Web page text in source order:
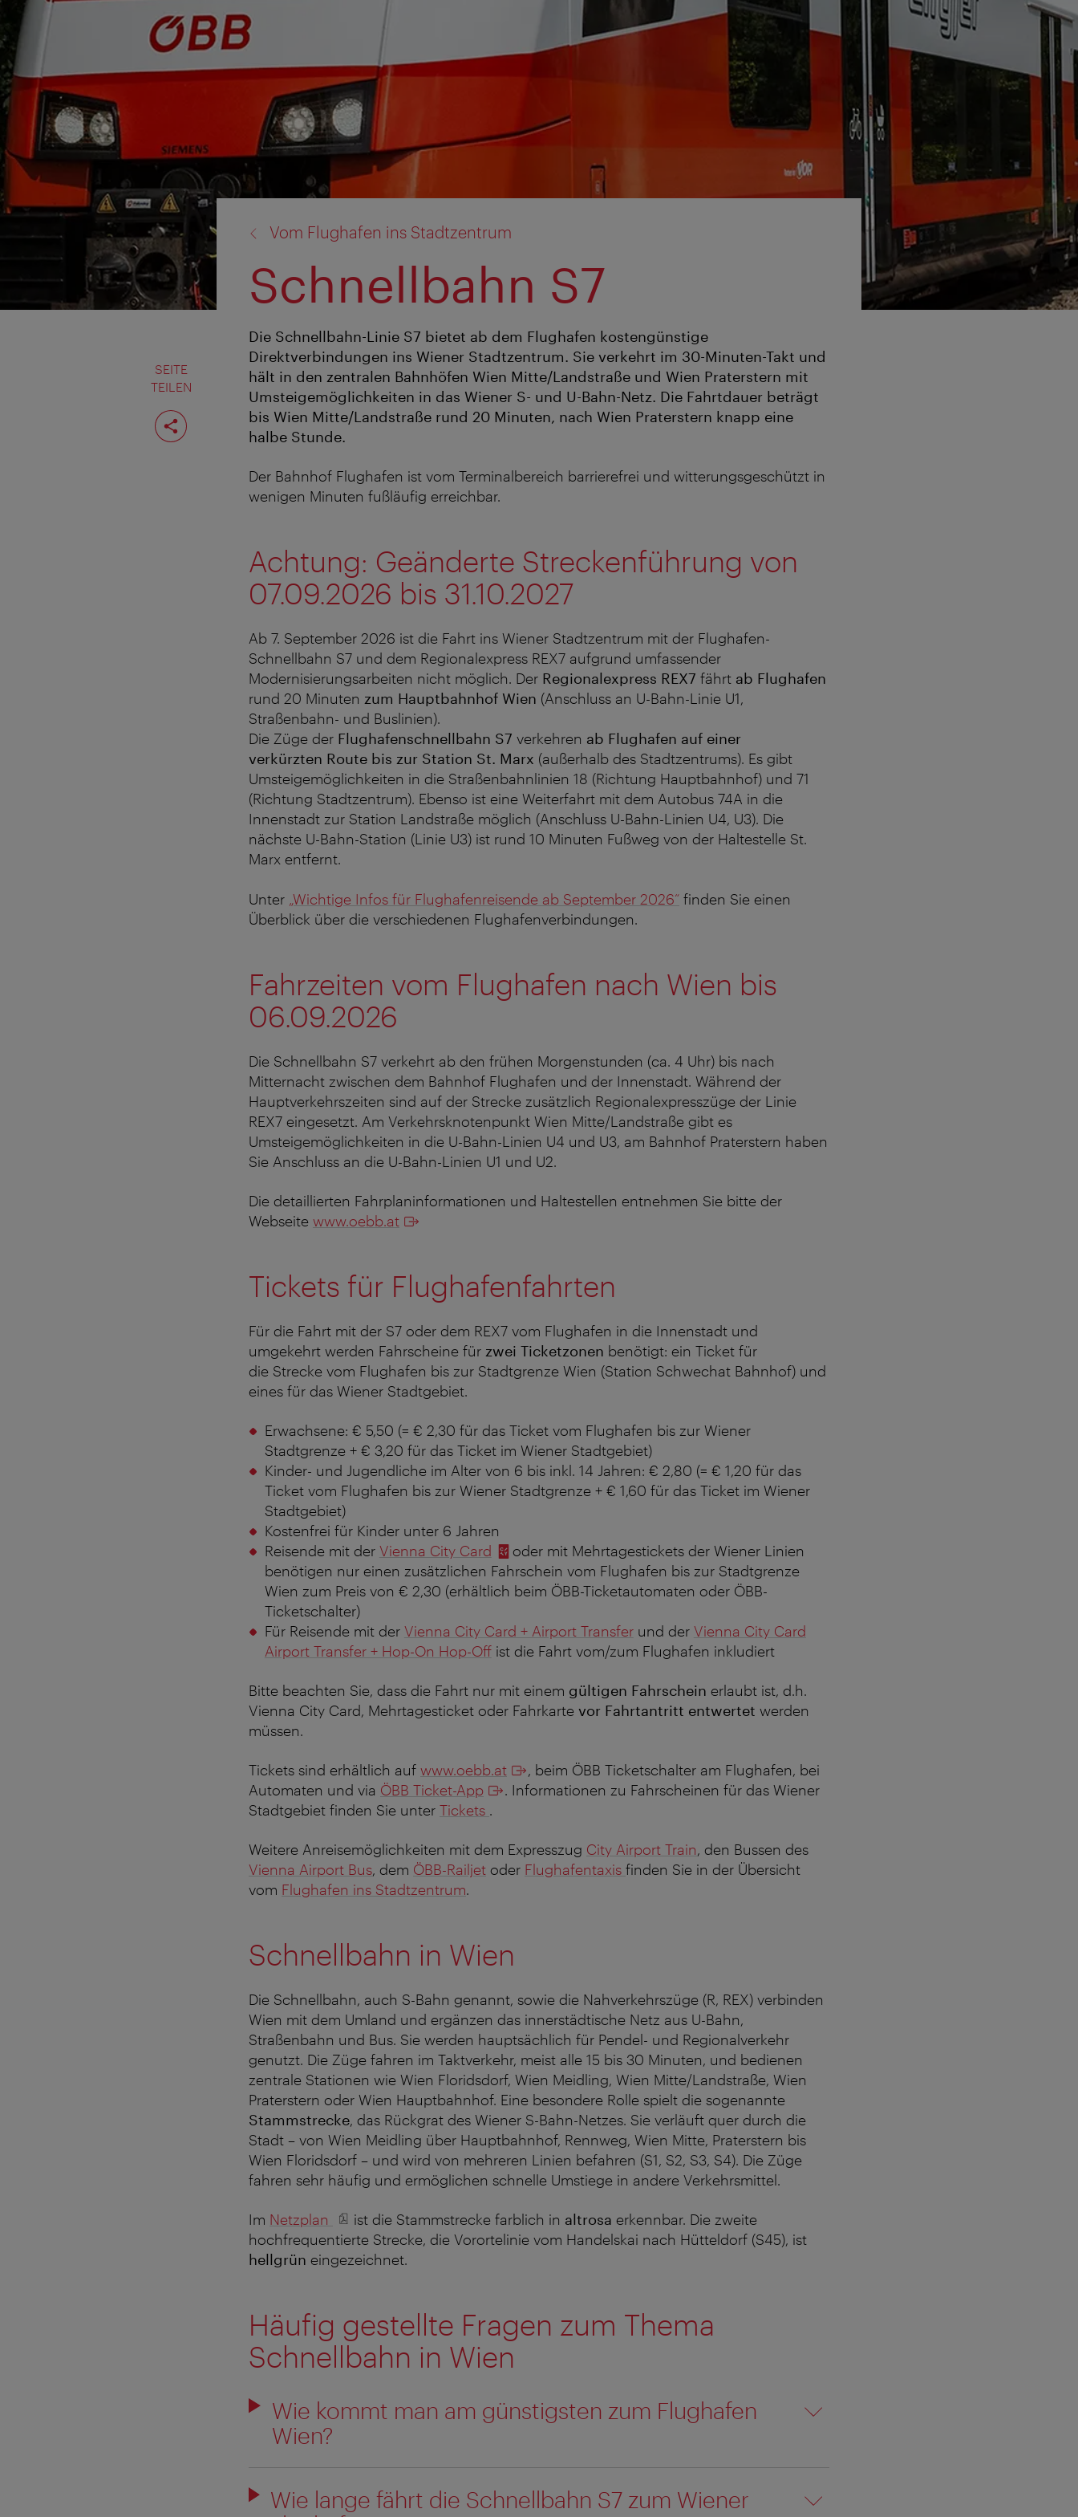
SEITE
TEILEN
Seite
teilen
Vom Flughafen ins Stadtzentrum
Schnellbahn S7
Die Schnellbahn-Linie S7 bietet ab dem Flughafen kostengünstige
Direktverbindungen ins Wiener Stadtzentrum. Sie verkehrt im 30-Minuten-Takt und
hält in den zentralen Bahnhöfen Wien Mitte/Landstraße und Wien Praterstern mit
Umsteigemöglichkeiten in das Wiener S- und U-Bahn-Netz. Die Fahrtdauer beträgt
bis Wien Mitte/Landstraße rund 20 Minuten, nach Wien Praterstern knapp eine
halbe Stunde.
Der Bahnhof Flughafen ist vom Terminalbereich barrierefrei und witterungsgeschützt in
wenigen Minuten fußläufig erreichbar.
Achtung: Geänderte Streckenführung von
07.09.2026 bis 31.10.2027
Ab 7. September 2026 ist die Fahrt ins Wiener Stadtzentrum mit der Flughafen-
Schnellbahn S7 und dem Regionalexpress REX7 aufgrund umfassender
Modernisierungsarbeiten nicht möglich. Der Regionalexpress REX7 fährt ab Flughafen
rund 20 Minuten zum Hauptbahnhof Wien (Anschluss an U-Bahn-Linie U1,
Straßenbahn- und Buslinien).
Die Züge der Flughafenschnellbahn S7 verkehren ab Flughafen auf einer
verkürzten Route bis zur Station St. Marx (außerhalb des Stadtzentrums). Es gibt
Umsteigemöglichkeiten in die Straßenbahnlinien 18 (Richtung Hauptbahnhof) und 71
(Richtung Stadtzentrum). Ebenso ist eine Weiterfahrt mit dem Autobus 74A in die
Innenstadt zur Station Landstraße möglich (Anschluss U-Bahn-Linien U4, U3). Die
nächste U-Bahn-Station (Linie U3) ist rund 10 Minuten Fußweg von der Haltestelle St.
Marx entfernt.
Unter „Wichtige Infos für Flughafenreisende ab September 2026“ finden Sie einen
Überblick über die verschiedenen Flughafenverbindungen.
Fahrzeiten vom Flughafen nach Wien bis
06.09.2026
Die Schnellbahn S7 verkehrt ab den frühen Morgenstunden (ca. 4 Uhr) bis nach
Mitternacht zwischen dem Bahnhof Flughafen und der Innenstadt. Während der
Hauptverkehrszeiten sind auf der Strecke zusätzlich Regionalexpresszüge der Linie
REX7 eingesetzt. Am Verkehrsknotenpunkt Wien Mitte/Landstraße gibt es
Umsteigemöglichkeiten in die U-Bahn-Linien U4 und U3, am Bahnhof Praterstern haben
Sie Anschluss an die U-Bahn-Linien U1 und U2.
Die detaillierten Fahrplaninformationen und Haltestellen entnehmen Sie bitte der
Webseite www.oebb.at
Tickets für Flughafenfahrten
Für die Fahrt mit der S7 oder dem REX7 vom Flughafen in die Innenstadt und
umgekehrt werden Fahrscheine für zwei Ticketzonen benötigt: ein Ticket für
die Strecke vom Flughafen bis zur Stadtgrenze Wien (Station Schwechat Bahnhof) und
eines für das Wiener Stadtgebiet.
Erwachsene: € 5,50 (= € 2,30 für das Ticket vom Flughafen bis zur Wiener
Stadtgrenze + € 3,20 für das Ticket im Wiener Stadtgebiet)
Kinder- und Jugendliche im Alter von 6 bis inkl. 14 Jahren: € 2,80 (= € 1,20 für das
Ticket vom Flughafen bis zur Wiener Stadtgrenze + € 1,60 für das Ticket im Wiener
Stadtgebiet)
Kostenfrei für Kinder unter 6 Jahren
Reisende mit der Vienna City Card
oder mit Mehrtagestickets der Wiener Linien
benötigen nur einen zusätzlichen Fahrschein vom Flughafen bis zur Stadtgrenze
Wien zum Preis von € 2,30 (erhältlich beim ÖBB-Ticketautomaten oder ÖBB-
Ticketschalter)
Für Reisende mit der Vienna City Card + Airport Transferund der Vienna City Card
Airport Transfer + Hop-On Hop-Offist die Fahrt vom/zum Flughafen inkludiert
Bitte beachten Sie, dass die Fahrt nur mit einem gültigen Fahrschein erlaubt ist, d.h.
Vienna City Card, Mehrtagesticket oder Fahrkarte vor Fahrtantritt entwertet werden
müssen.
Tickets sind erhältlich auf www.oebb.at
, beim ÖBB Ticketschalter am Flughafen, bei
Automaten und via ÖBB Ticket-App . Informationen zu Fahrscheinen für das Wiener
Stadtgebiet finden Sie unter Tickets .
Weitere Anreisemöglichkeiten mit dem Expresszug City Airport Train, den Bussen des
Vienna Airport Bus, dem ÖBB-Railjet oder Flughafentaxis finden Sie in der Übersicht
vom Flughafen ins Stadtzentrum.
Schnellbahn in Wien
Die Schnellbahn, auch S-Bahn genannt, sowie die Nahverkehrszüge (R, REX) verbinden
Wien mit dem Umland und ergänzen das innerstädtische Netz aus U-Bahn,
Straßenbahn und Bus. Sie werden hauptsächlich für Pendel- und Regionalverkehr
genutzt. Die Züge fahren im Taktverkehr, meist alle 15 bis 30 Minuten, und bedienen
zentrale Stationen wie Wien Floridsdorf, Wien Meidling, Wien Mitte/Landstraße, Wien
Praterstern oder Wien Hauptbahnhof. Eine besondere Rolle spielt die sogenannte
Stammstrecke, das Rückgrat des Wiener S-Bahn-Netzes. Sie verläuft quer durch die
Stadt – von Wien Meidling über Hauptbahnhof, Rennweg, Wien Mitte, Praterstern bis
Wien Floridsdorf – und wird von mehreren Linien befahren (S1, S2, S3, S4). Die Züge
fahren sehr häufig und ermöglichen schnelle Umstiege in andere Verkehrsmittel.
Im Netzplan ist die Stammstrecke farblich in altrosa erkennbar. Die zweite
hochfrequentierte Strecke, die Vorortelinie vom Handelskai nach Hütteldorf (S45), ist
hellgrün eingezeichnet.
Häufig gestellte Fragen zum Thema
Schnellbahn in Wien
Wie kommt man am günstigsten zum Flughafen
Wien?
Wie lange fährt die Schnellbahn S7 zum Wiener